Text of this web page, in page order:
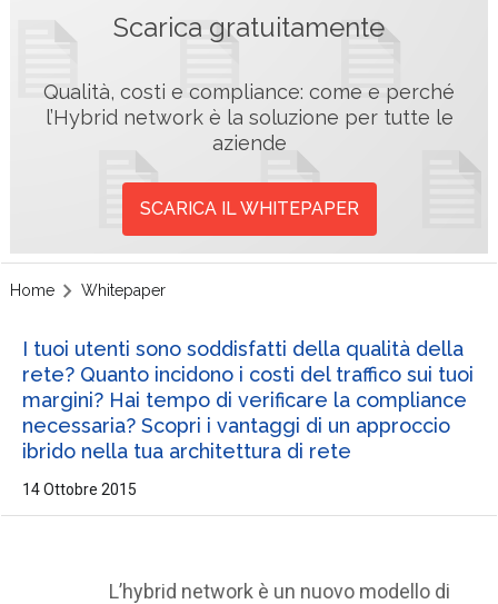
Scarica gratuitamente
Qualità, costi e compliance: come e perché
l’Hybrid network è la soluzione per tutte le
aziende
SCARICA IL WHITEPAPER
Home Whitepaper
I tuoi utenti sono soddisfatti della qualità della
rete? Quanto incidono i costi del traffico sui tuoi
margini? Hai tempo di verificare la compliance
necessaria? Scopri i vantaggi di un approccio
ibrido nella tua architettura di rete
14 Ottobre 2015
L’hybrid network è un nuovo modello di